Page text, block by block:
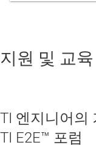
지원 및 교육
TI 엔지니어의
TI E2E™ 포럼